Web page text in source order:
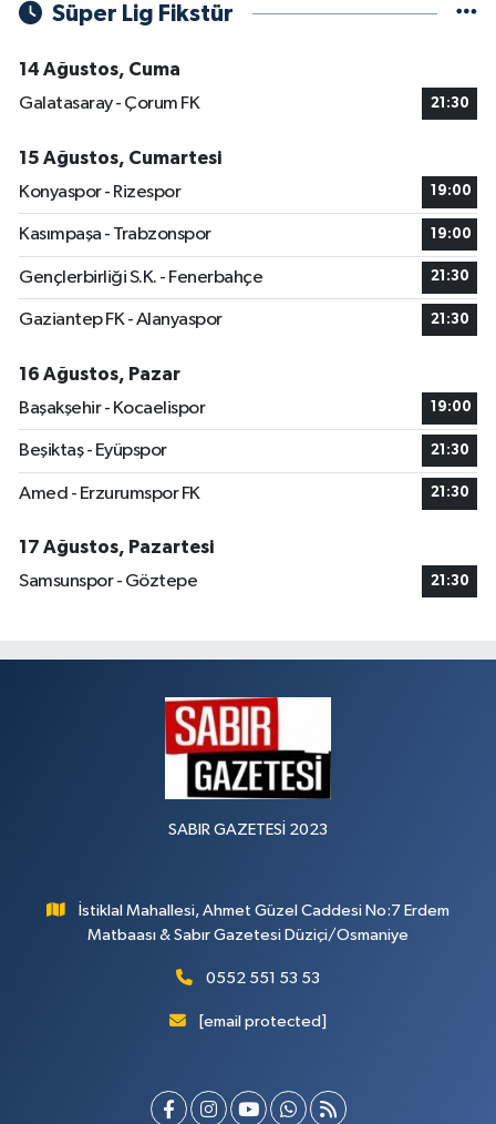
Süper Lig Fikstür
14 Ağustos, Cuma
Galatasaray - Çorum FK
21:30
15 Ağustos, Cumartesi
Konyaspor - Rizespor
19:00
Kasımpaşa - Trabzonspor 19:00
Gençlerbirliği S.K. - Fenerbahçe 21:30
Gaziantep FK - Alanyaspor 21:30
16 Ağustos, Pazar
Başakşehir - Kocaelispor
19:00
Beşiktaş - Eyüpspor 21:30
Amed - Erzurumspor FK 21:30
17 Ağustos, Pazartesi
Samsunspor - Göztepe
21:30
SABIR GAZETESİ 2023
İstiklal Mahallesi, Ahmet Güzel Caddesi No:7 Erdem
Matbaası & Sabır Gazetesi Düziçi/Osmaniye
0552 551 53 53
[email protected]